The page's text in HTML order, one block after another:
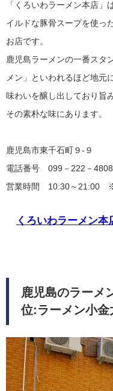
「くろいわラーメン本店」
イルドな豚骨スープを使っ
お店です。
鹿児島ラーメンの一番スタ
メン」といわれるほど地元
味わいを醸し出しており旨
その素朴な味にあります。
鹿児島市東千石町９-９
電話番号 099－222－4808
営業時間 10:30～21:00 ※
くろいわラーメン本
鹿児島のラーメ
位:ラーメン小金